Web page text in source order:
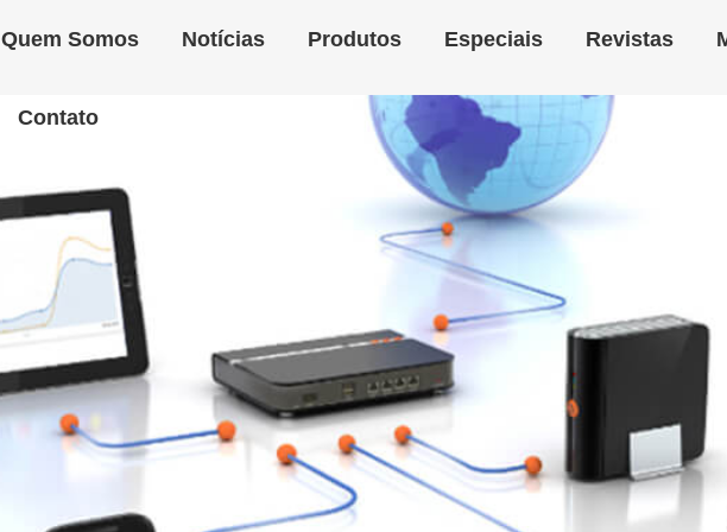
Quem Somos Notícias Produtos Especiais Revistas
Contato